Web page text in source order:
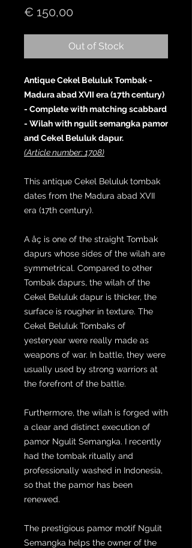
€ 150,00
Out of Stock
Antique Cekel Beluluk Tombak -
Madura abad XVII era (17th century)
- Complete with matching scabbard
- Wilah with ngulit semangka pamor
and Cekel Beluluk dapur.
(Article number: 1708)
This antique Cekel Beluluk tombak
dates from the Madura abad XVII
era (17th century).
A åç is one of the straight Tombak
dapurs whose sides of the wilah are
symmetrical. Compared to other
Tombak dapurs, the wilah of the
Cekel Beluluk dapur is thicker, the
surface is rougher in texture. The
Cekel Beluluk Tombaks of
yesteryear were really made as
weapons of war. In battle, they were
usually used by strong warriors at
the forefront of the battle.
Furthermore, the wilah is forged with
a clear and distinct execution of
pamor Ngulit Semangka. I recently
had the tombak ritually and
professionally washed in Indonesia,
so that the pamor has been
renewed.
The prestigious pamor motif Ngulit
Semangka helps the owner of the